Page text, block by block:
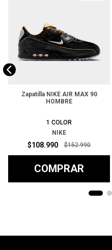
Zapatilla NIKE AIR MAX 90
HOMBRE
1 COLOR
NIKE
$108.990 $152.990
COMPRAR